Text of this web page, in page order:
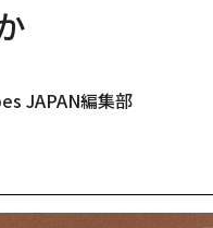
JAPAN編集部